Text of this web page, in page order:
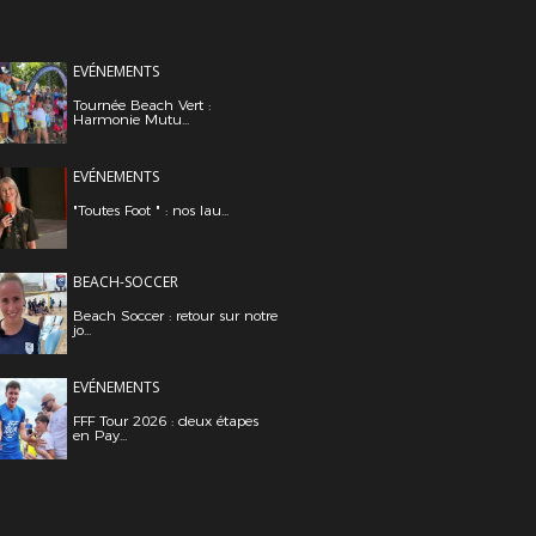
EVÉNEMENTS
Tournée Beach Vert :
Harmonie Mutu...
EVÉNEMENTS
"Toutes Foot " : nos lau...
BEACH-SOCCER
Beach Soccer : retour sur notre
jo...
EVÉNEMENTS
FFF Tour 2026 : deux étapes
en Pay...